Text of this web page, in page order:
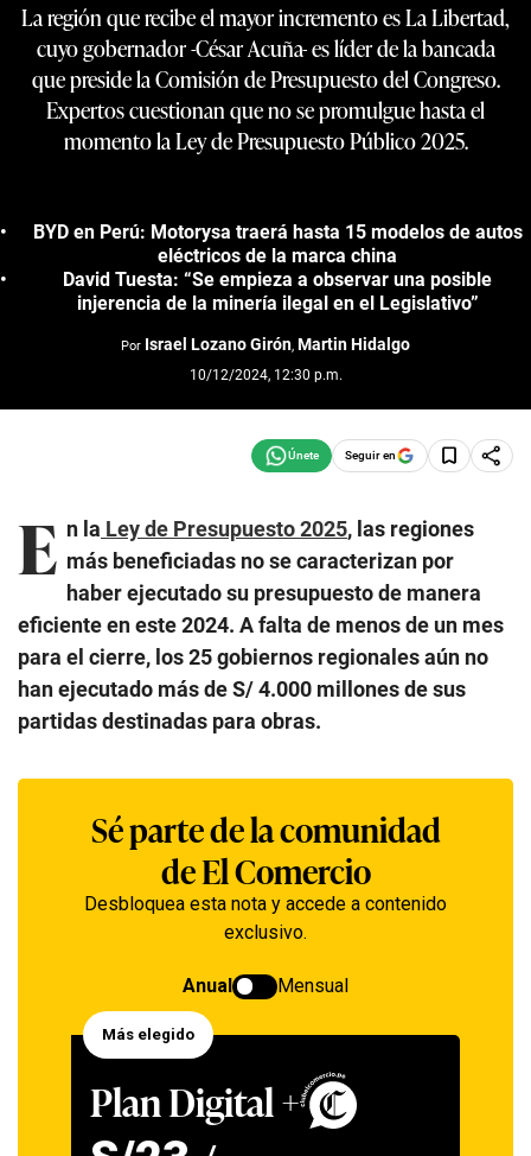
La región que recibe el mayor incremento es La Libertad,
cuyo gobernador -César Acuña- es líder de la bancada
que preside la Comisión de Presupuesto del Congreso.
Expertos cuestionan que no se promulgue hasta el
momento la Ley de Presupuesto Público 2025.
BYD en Perú: Motorysa traerá hasta 15 modelos de autos
eléctricos de la marca china
David Tuesta: “Se empieza a observar una posible
injerencia de la minería ilegal en el Legislativo”
Por Israel Lozano Girón, Martin Hidalgo
10/12/2024, 12:30 p.m.
Seguir en
E n la Ley de Presupuesto 2025, las regiones
más beneficiadas no se caracterizan por
haber ejecutado su presupuesto de manera
eficiente en este 2024. A falta de menos de un mes
para el cierre, los 25 gobiernos regionales aún no
han ejecutado más de S/ 4.000 millones de sus
partidas destinadas para obras.